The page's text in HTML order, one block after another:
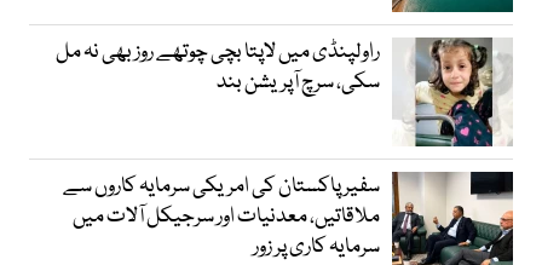
راولپنڈی میں لاپتا بچی چوتھے روز بھی نہ مل
سکی، سرچ آپریشن بند
سفیر پاکستان کی امریکی سرمایہ کاروں سے
ملاقاتیں، معدنیات اور سرجیکل آلات میں
سرمایہ کاری پر زور